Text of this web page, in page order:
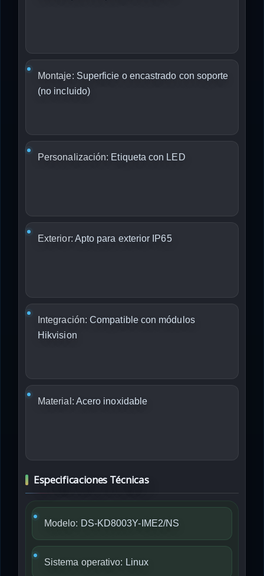
Montaje: Superficie o encastrado con soporte
(no incluido)
Personalización: Etiqueta con LED
Exterior: Apto para exterior IP65
Integración: Compatible con módulos
Hikvision
Material: Acero inoxidable
Especificaciones Técnicas
Modelo: DS-KD8003Y-IME2/NS
Sistema operativo: Linux